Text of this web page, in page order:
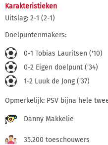
Karakteristieken
Uitslag: 2-1 (2-1)
Doelpuntenmakers:
0-1 Tobias Lauritsen ('10)
0-2 Eigen doelpunt ('34)
1-2 Luuk de Jong ('37)
Opmerkelijk: PSV bijna hele
Danny Makkelie
35.200 toeschouwers